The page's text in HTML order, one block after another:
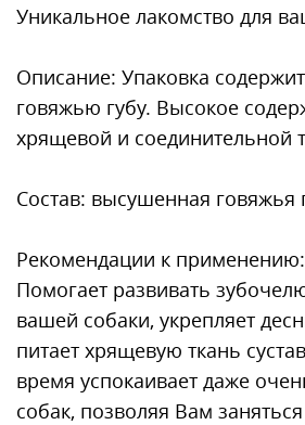
Уникальное лакомство для
Описание: Упаковка
говяжью губу. Высокое
хрящевой и соединительной
Состав: высушенная говяжья
Рекомендации к применению:
Помогает развивать
вашей собаки, укрепляет
питает хрящевую ткань
время успокаивает даже
собак, позволяя Вам